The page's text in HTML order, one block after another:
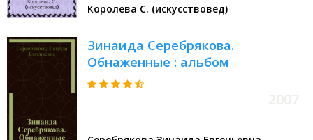
Королева С. (искусствовед)
Зинаида Серебрякова.
Обнаженные : альбом